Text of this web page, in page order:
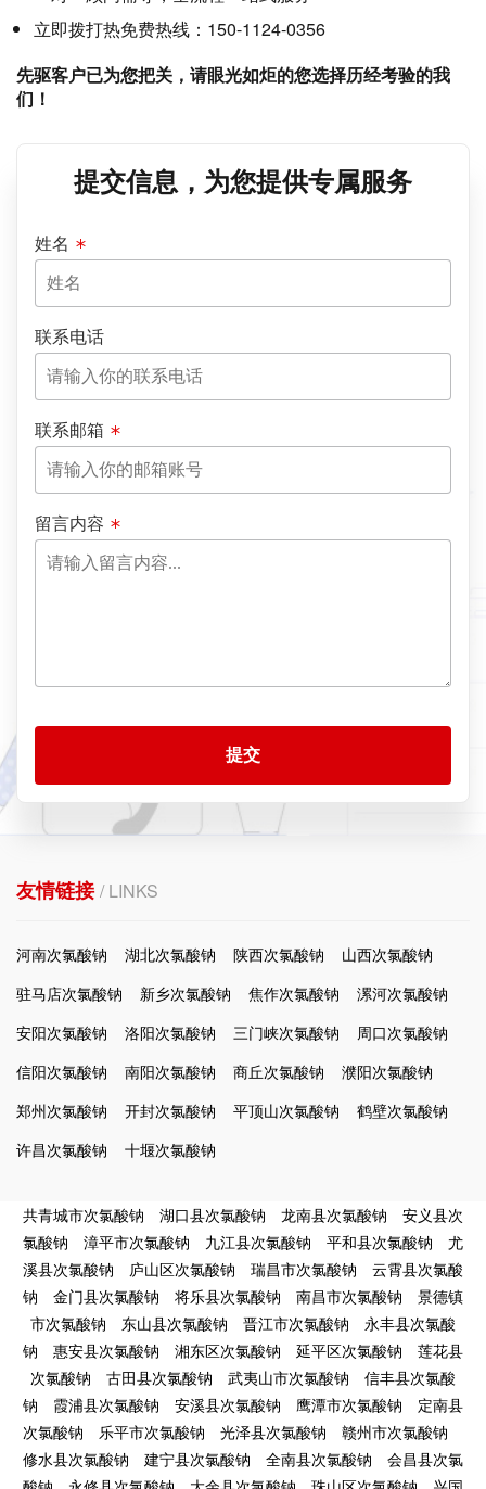
立即拨打热免费热线：150-1124-0356
先驱客户已为您把关，请眼光如炬的您选择历经考验的我
们！
提交信息，为您提供专属服务
姓名
联系电话
联系邮箱
留言内容
提交
友情链接/ LINKS
河南次氯酸钠 湖北次氯酸钠 陕西次氯酸钠
山西次氯酸钠
驻马店次氯酸钠
新乡次氯酸钠 焦作次氯酸钠
漯河次氯酸钠
安阳次氯酸钠
洛阳次氯酸钠 三门峡次氯酸钠
周口次氯酸钠
信阳次氯酸钠
南阳次氯酸钠 商丘次氯酸钠
濮阳次氯酸钠
郑州次氯酸钠
开封次氯酸钠 平顶山次氯酸钠
鹤壁次氯酸钠
许昌次氯酸钠
十堰次氯酸钠
共青城市次氯酸钠 湖口县次氯酸钠 龙南县次氯酸钠
安义县次
氯酸钠
漳平市次氯酸钠 九江县次氯酸钠 平和县次氯酸钠
尤
溪县次氯酸钠
庐山区次氯酸钠 瑞昌市次氯酸钠
云霄县次氯酸
钠
金门县次氯酸钠 将乐县次氯酸钠 南昌市次氯酸钠
景德镇
市次氯酸钠
东山县次氯酸钠 晋江市次氯酸钠
永丰县次氯酸
钠
惠安县次氯酸钠 湘东区次氯酸钠 延平区次氯酸钠
莲花县
次氯酸钠
古田县次氯酸钠 武夷山市次氯酸钠
信丰县次氯酸
钠
霞浦县次氯酸钠 安溪县次氯酸钠 鹰潭市次氯酸钠
定南县
次氯酸钠
乐平市次氯酸钠 光泽县次氯酸钠
赣州市次氯酸钠
修水县次氯酸钠
建宁县次氯酸钠 全南县次氯酸钠
会昌县次氯